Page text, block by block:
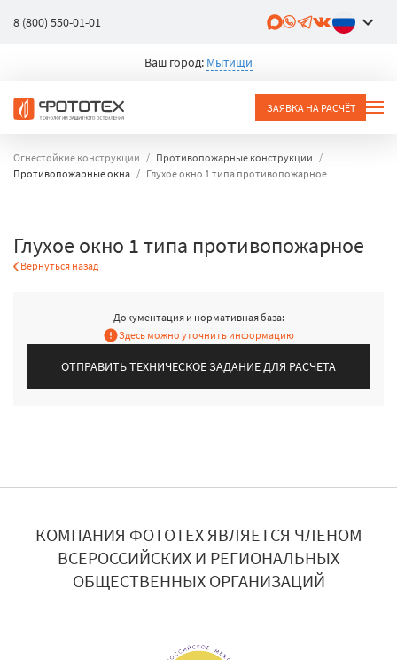
8 (800) 550-01-01
Ваш город: Мытищи
ЗАЯВКА НА РАСЧЁТ
Огнестойкие конструкции
Противопожарные конструкции
Противопожарные окна
Глухое окно 1 типа противопожарное
Глухое окно 1 типа противопожарное
Вернуться назад
Документация и нормативная база:
Здесь можно уточнить информацию
ОТПРАВИТЬ ТЕХНИЧЕСКОЕ ЗАДАНИЕ ДЛЯ РАСЧЕТА
КОМПАНИЯ ФОТОТЕХ ЯВЛЯЕТСЯ ЧЛЕНОМ
ВСЕРОССИЙСКИХ И РЕГИОНАЛЬНЫХ
ОБЩЕСТВЕННЫХ ОРГАНИЗАЦИЙ